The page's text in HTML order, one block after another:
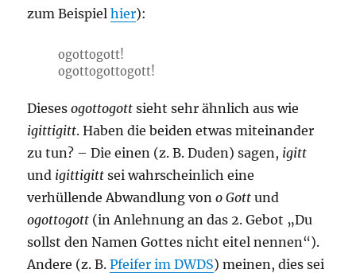
zum Beispielhier):
ogottogott!
ogottogottogott!
Diesesogottogott sieht sehr ähnlich aus wie
igittigitt. Haben die beiden etwas miteinander
zu tun? – Die einen (z. B. Duden) sagen, igitt
und igittigitt sei wahrscheinlich eine
verhüllende Abwandlung vono Gott und
ogottogott (in Anlehnung an das 2. Gebot „Du
sollst den Namen Gottes nicht eitel nennen“).
Andere (z. B.Pfeifer im DWDS) meinen, dies sei